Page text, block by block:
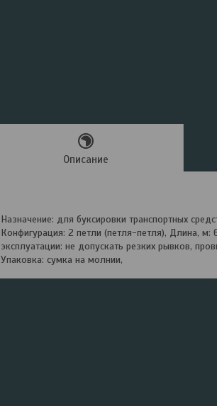
Описание
Назначение: для буксировки транспортных
Конфигурация: 2 петли (петля-петля), Длина,
эксплуатации: не допускать резких рывков,
Упаковка: сумка на молнии,